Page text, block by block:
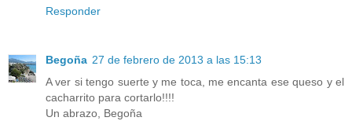
Responder
Begoña 27 de febrero de 2013 a las 15:13
A ver si tengo suerte y me toca, me encanta ese queso y el
cacharrito para cortarlo!!!!
Un abrazo, Begoña